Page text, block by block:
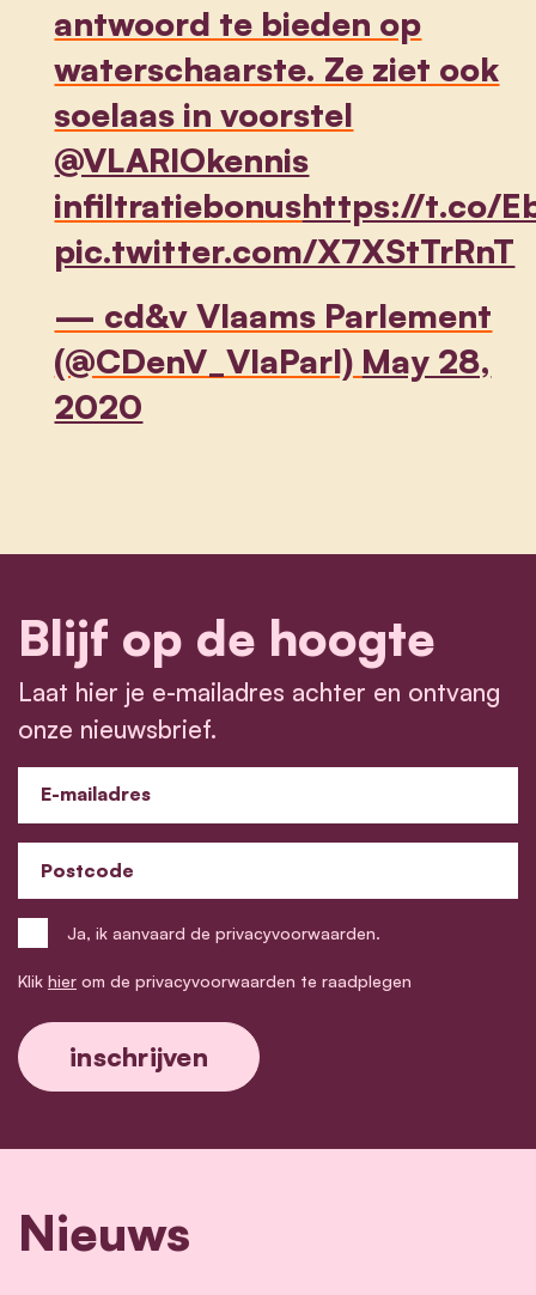
antwoord te bieden op
waterschaarste. Ze ziet ook
soelaas in voorstel
@VLARIOkennis
infiltratiebonushttps://t.co/
pic.twitter.com/X7XStTrRnT
— cd&v Vlaams Parlement
(@CDenV_VlaParl) May 28,
2020
Blijf op de hoogte
Laat hier je e-mailadres achter en ontvang
onze nieuwsbrief.
E-mailadres
Postcode
Ja, ik aanvaard de privacyvoorwaarden.
Klik hier om de privacyvoorwaarden te raadplegen
Nieuws